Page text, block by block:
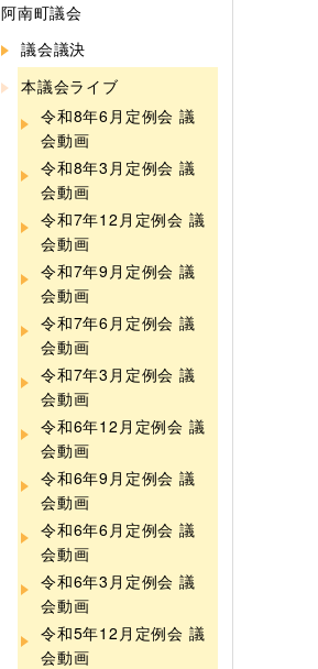
阿南町議会
議会議決
本議会ライブ
令和8年6月定例会 議
会動画
令和8年3月定例会 議
会動画
令和7年12月定例会 議
会動画
令和7年9月定例会 議
会動画
令和7年6月定例会 議
会動画
令和7年3月定例会 議
会動画
令和6年12月定例会 議
会動画
令和6年9月定例会 議
会動画
令和6年6月定例会 議
会動画
令和6年3月定例会 議
会動画
令和5年12月定例会 議
会動画